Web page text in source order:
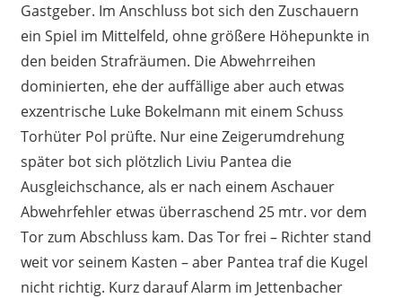
Gastgeber. Im Anschluss bot sich den Zuschauern
ein Spiel im Mittelfeld, ohne größere Höhepunkte in
den beiden Strafräumen. Die Abwehrreihen
dominierten, ehe der auffällige aber auch etwas
exzentrische Luke Bokelmann mit einem Schuss
Torhüter Pol prüfte. Nur eine Zeigerumdrehung
später bot sich plötzlich Liviu Pantea die
Ausgleichschance, als er nach einem Aschauer
Abwehrfehler etwas überraschend 25 mtr. vor dem
Tor zum Abschluss kam. Das Tor frei – Richter stand
weit vor seinem Kasten – aber Pantea traf die Kugel
nicht richtig. Kurz darauf Alarm im Jettenbacher